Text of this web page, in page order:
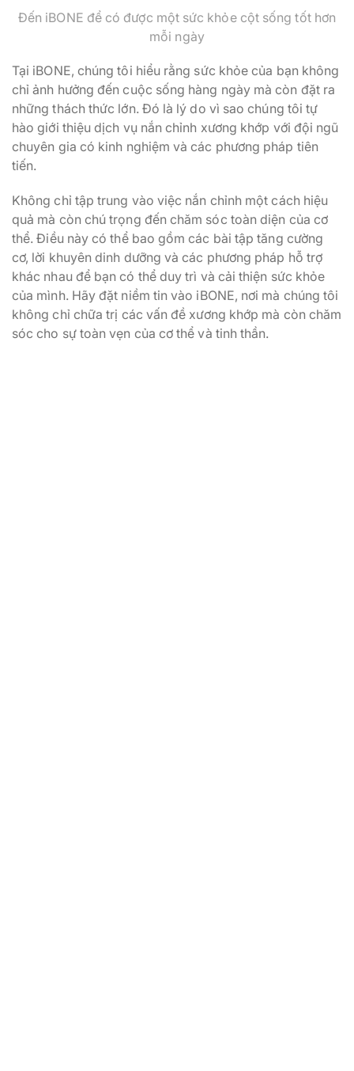
Đến iBONE để có được một sức khỏe cột sống tốt hơn
mỗi ngày
Tại iBONE, chúng tôi hiểu rằng sức khỏe của bạn không
chỉ ảnh hưởng đến cuộc sống hàng ngày mà còn đặt ra
những thách thức lớn. Đó là lý do vì sao chúng tôi tự
hào giới thiệu dịch vụ nắn chỉnh xương khớp với đội ngũ
chuyên gia có kinh nghiệm và các phương pháp tiên
tiến.
Không chỉ tập trung vào việc nắn chỉnh một cách hiệu
quả mà còn chú trọng đến chăm sóc toàn diện của cơ
thể. Điều này có thể bao gồm các bài tập tăng cường
cơ, lời khuyên dinh dưỡng và các phương pháp hỗ trợ
khác nhau để bạn có thể duy trì và cải thiện sức khỏe
của mình. Hãy đặt niềm tin vào iBONE, nơi mà chúng tôi
không chỉ chữa trị các vấn đề xương khớp mà còn chăm
sóc cho sự toàn vẹn của cơ thể và tinh thần.